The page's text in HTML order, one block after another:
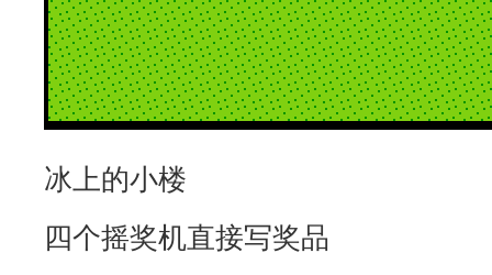
冰上的小楼
四个摇奖机直接写奖品